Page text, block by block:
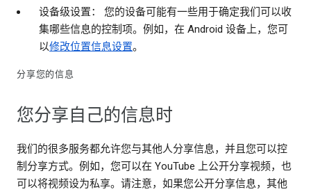
设备级设置： 您的设备可能有一些用于确定我们可以收
集哪些信息的控制项。例如，在 Android 设备上，您可
以修改位置信息设置。
分享您的信息
您分享自己的信息时
我们的很多服务都允许您与其他人分享信息，并且您可以控
制分享方式。例如，您可以在 YouTube 上公开分享视频，也
可以将视频设为私享。请注意，如果您公开分享信息，其他